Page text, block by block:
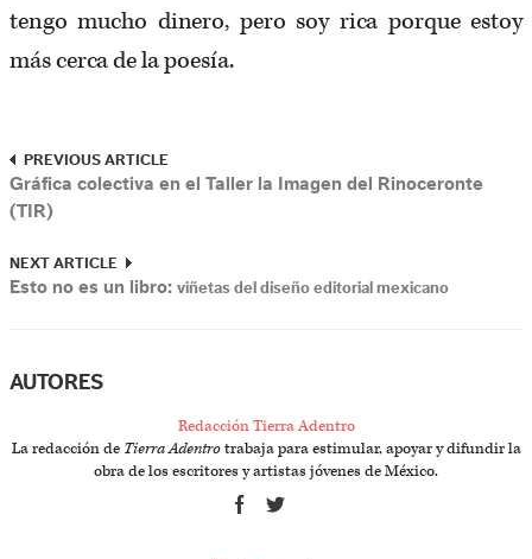
tengo mucho dinero, pero soy rica porque estoy
más cerca de la poesía.
PREVIOUS ARTICLE
Gráfica colectiva en el Taller la Imagen del Rinoceronte
(TIR)
NEXT ARTICLE
Esto no es un libro: viñetas del diseño editorial mexicano
AUTORES
Redacción Tierra Adentro
La redacción de Tierra Adentrotrabaja para estimular, apoyar y difundir la
obra de los escritores y artistas jóvenes de México.